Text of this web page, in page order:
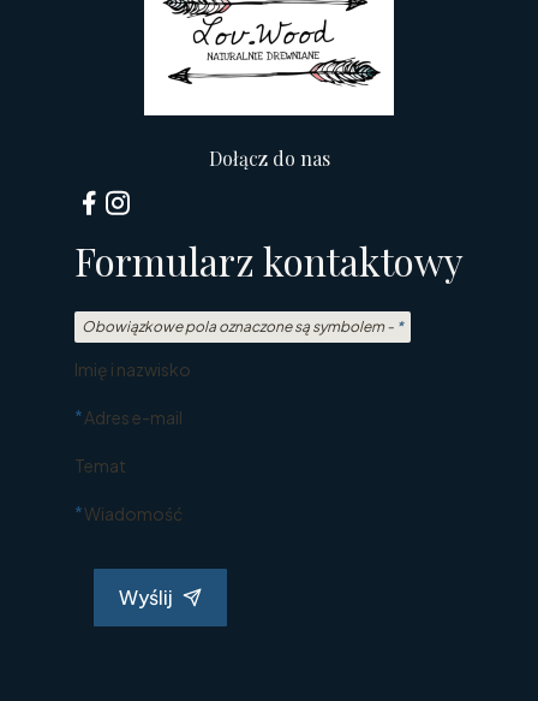
Dołącz do nas
Formularz kontaktowy
Obowiązkowe pola oznaczone są symbolem - *
Imię i nazwisko
*Adres e-mail
Temat
*Wiadomość
Wyślij